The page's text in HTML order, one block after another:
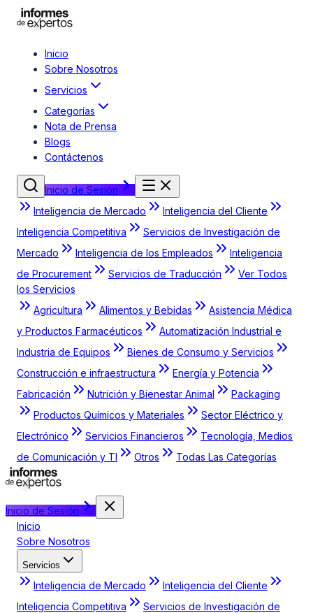
Inicio
Sobre Nosotros
Servicios
Categorías
Nota de Prensa
Blogs
Contáctenos
Inicio de Sesión
Inteligencia de Mercado
Inteligencia del Cliente
Inteligencia Competitiva
Servicios de Investigación de
Mercado
Inteligencia de los Empleados
Inteligencia
de Procurement
Servicios de Traducción
Ver Todos
los Servicios
Agricultura
Alimentos y Bebidas
Asistencia Médica
y Productos Farmacéuticos
Automatización Industrial e
Industria de Equipos
Bienes de Consumo y Servicios
Construcción e infraestructura
Energía y Potencia
Fabricación
Nutrición y Bienestar Animal
Packaging
Productos Químicos y Materiales
Sector Eléctrico y
Electrónico
Servicios Financieros
Tecnología, Medios
de Comunicación y TI
Otros Todas Las Categorías
Inicio de Sesión
Inicio
Sobre Nosotros
Servicios
Inteligencia de Mercado
Inteligencia del Cliente
Inteligencia Competitiva
Servicios de Investigación de